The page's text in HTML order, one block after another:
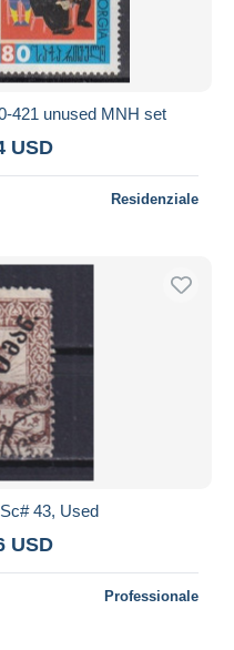
421 unused MNH set
USD
Residenziale
43, Used
USD
Professionale